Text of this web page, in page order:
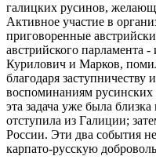
галицких русинов,
Активное участие в
приговоренные
австрийского парламента
Курилович и Марков,
благодаря заступничеству
воспоминаниям русинских
эта задача уже была
отступила из Галиции;
России. Эти два события
карпато-русскую